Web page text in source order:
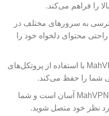
را فراهم می‌کند.
به سرورهای مختلف در
محتوای دلخواه خود را
: MahVPN با استفاده از پروتکل‌های
شما را حفظ می‌کند.
: استفاده از MahVPN آسان است و شما
نظر خود متصل شوید.